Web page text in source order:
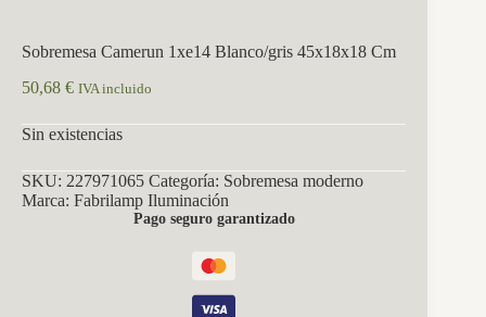
Sobremesa Camerun 1xe14 Blanco/gris 45x18x18 Cm
50,68 € IVA incluido
Sin existencias
SKU: 227971065 Categoría: Sobremesa moderno
Marca: Fabrilamp Iluminación
Pago seguro garantizado